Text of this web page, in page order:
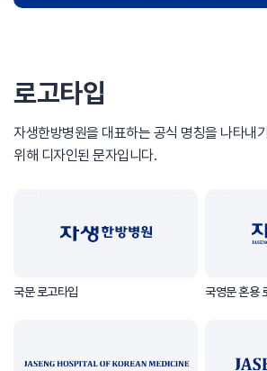
로고타입
자생한방병원을 대표하는 공식 명칭을 나타내기
위해 디자인된 문자입니다.
국문 로고타입 국영문 혼용